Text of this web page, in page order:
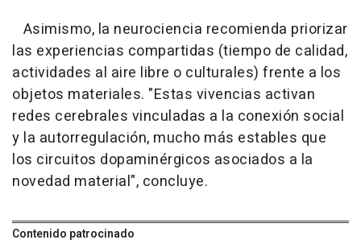
Asimismo, la neurociencia recomienda priorizar
las experiencias compartidas (tiempo de calidad,
actividades al aire libre o culturales) frente a los
objetos materiales. "Estas vivencias activan
redes cerebrales vinculadas a la conexión social
y la autorregulación, mucho más estables que
los circuitos dopaminérgicos asociados a la
novedad material", concluye.
Contenido patrocinado